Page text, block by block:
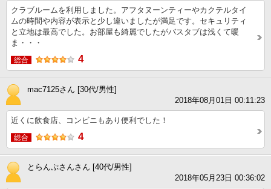
クラブルームを利用しました。アフタヌーンティーやカクテルタイ
ムの時間や内容が表示と少し違いましたが満足です。セキュリティ
と立地は最高でした。お部屋も綺麗でしたがバスタブは浅くて暖
ま・・・
総合 4
mac7125さん [30代/男性]
2018年08月01日 00:11:23
近くに飲食店、コンビニもあり便利でした！
総合 4
とらんぷさんさん [40代/男性]
2018年05月23日 00:36:02